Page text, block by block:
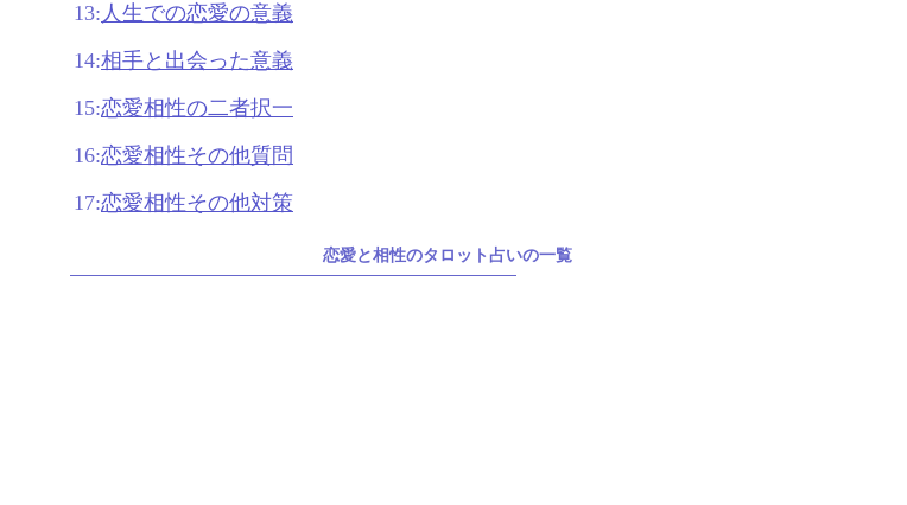
13: 人生での恋愛の意義
14:相手と出会った意義
15:恋愛相性の二者択一
16:恋愛相性その他質問
17:恋愛相性その他対策
恋愛と相性のタロット占いの一覧